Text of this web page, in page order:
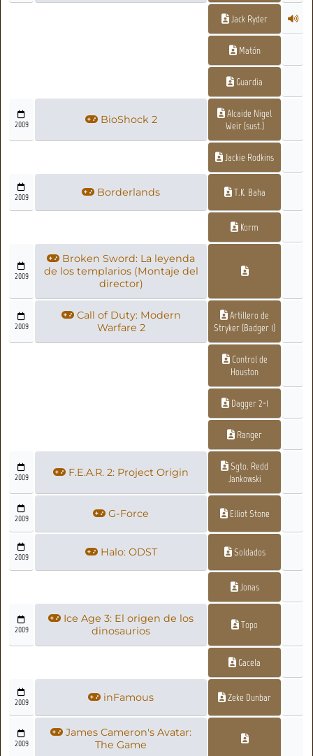
Jack Ryder
Matón
Guardia
2009 BioShock 2
Alcaide Nigel
Weir (sust.)
Jackie Rodkins
2009 Borderlands T.K. Baha
Korm
2009
Broken Sword: La leyenda
de los templarios (Montaje del
director)
2009
Call of Duty: Modern
Warfare 2
Artillero de
Stryker (Badger 1)
Control de
Houston
Dagger 2-1
Ranger
2009 F.E.A.R. 2: Project Origin
Sgto. Redd
Jankowski
2009 G-Force Elliot Stone
2009 Halo: ODST Soldados
Jonas
2009
Ice Age 3: El origen de los
dinosaurios
Topo
Gacela
2009 inFamous Zeke Dunbar
2009
James Cameron's Avatar:
The Game